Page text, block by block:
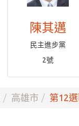
陳其邁
民主進步黨
2號
高雄市 第12